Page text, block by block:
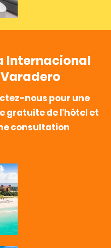
Internacional
Varadero
nous pour une
gratuite de l'hôtel et
consultation